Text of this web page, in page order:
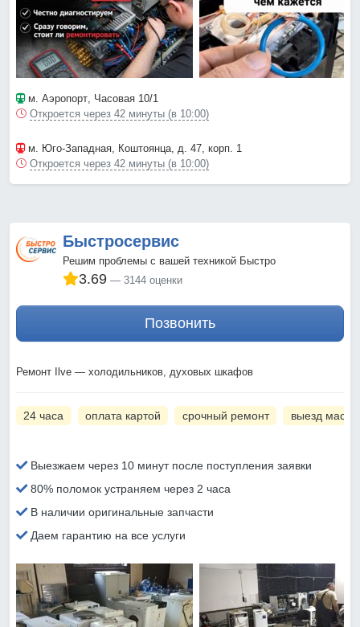
м. Аэропорт, Часовая 10/1
Откроется через 42 минуты (в 10:00)
м. Юго-Западная, Коштоянца, д. 47, корп. 1
Откроется через 42 минуты (в 10:00)
Быстросервис
Решим проблемы с вашей техникой Быстро
3.69 3144 оценки
Позвонить
Ремонт Ilve — холодильников, духовых шкафов
24 часа оплата картой срочный ремонт выезд
Выезжаем через 10 минут после поступления заявки
80% поломок устраняем через 2 часа
В наличии оригинальные запчасти
Даем гарантию на все услуги